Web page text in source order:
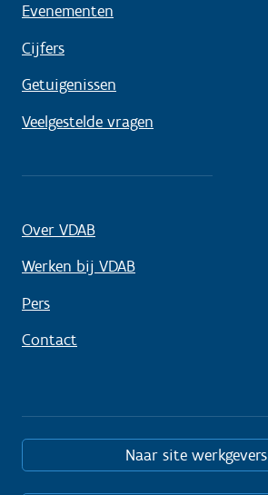
Evenementen
Cijfers
Getuigenissen
Veelgestelde vragen
Over VDAB
Werken bij VDAB
Pers
Contact
Naar site werkgevers